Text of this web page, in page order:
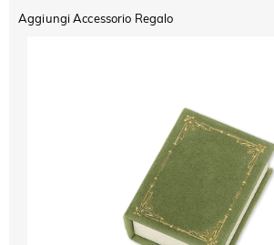
Aggiungi Accessorio Regalo